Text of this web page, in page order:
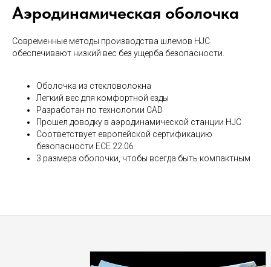
Аэродинамическая оболочка
Современные методы производства шлемов HJC
обеспечивают низкий вес без ущерба безопасности.
Оболочка из стекловолокна
Легкий вес для комфортной езды
Разработан по технологии CAD
Прошел доводку в аэродинамической станции HJC
Соответствует европейской сертификацию
безопасности ECE 22.06
3 размера оболочки, чтобы всегда быть компактным